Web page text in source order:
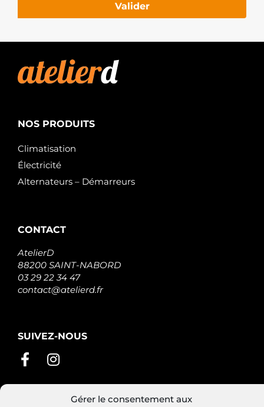
Gérer le consentement aux
Valider
NOS PRODUITS
Climatisation
Électricité
Alternateurs – Démarreurs
CONTACT
AtelierD
88200 SAINT-NABORD
03 29 22 34 47
contact@atelierd.fr
SUIVEZ-NOUS